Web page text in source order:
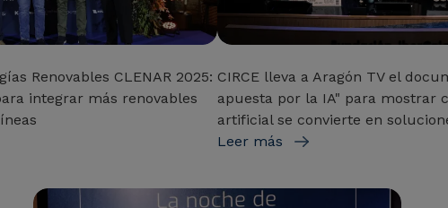
Renovables CLENAR 2025:
integrar más renovables
CIRCE lleva a Aragón TV el
apuesta por la IA" para mostrar
artificial se convierte en
Leer más